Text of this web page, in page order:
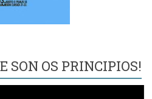
SON OS PRINCIPIOS!